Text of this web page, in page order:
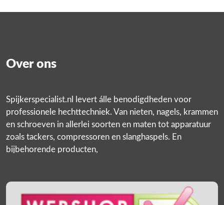
Over ons
Spijkerspecialist.nl levert álle benodigdheden voor
professionele hechttechniek. Van nieten, nagels, krammen
en schroeven in allerlei soorten en maten tot apparatuur
zoals tackers, compressoren en slanghaspels. En
bijbehorende producten,